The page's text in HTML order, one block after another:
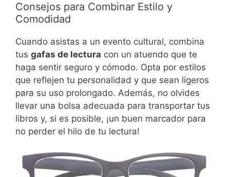
Consejos para Combinar Estilo y
Comodidad
Cuando asistas a un evento cultural, combina
tus gafas de lectura con un atuendo que te
haga sentir seguro y cómodo. Opta por estilos
que reflejen tu personalidad y que sean ligeros
para su uso prolongado. Además, no olvides
llevar una bolsa adecuada para transportar tus
libros y, si es posible, ¡un buen marcador para
no perder el hilo de tu lectura!